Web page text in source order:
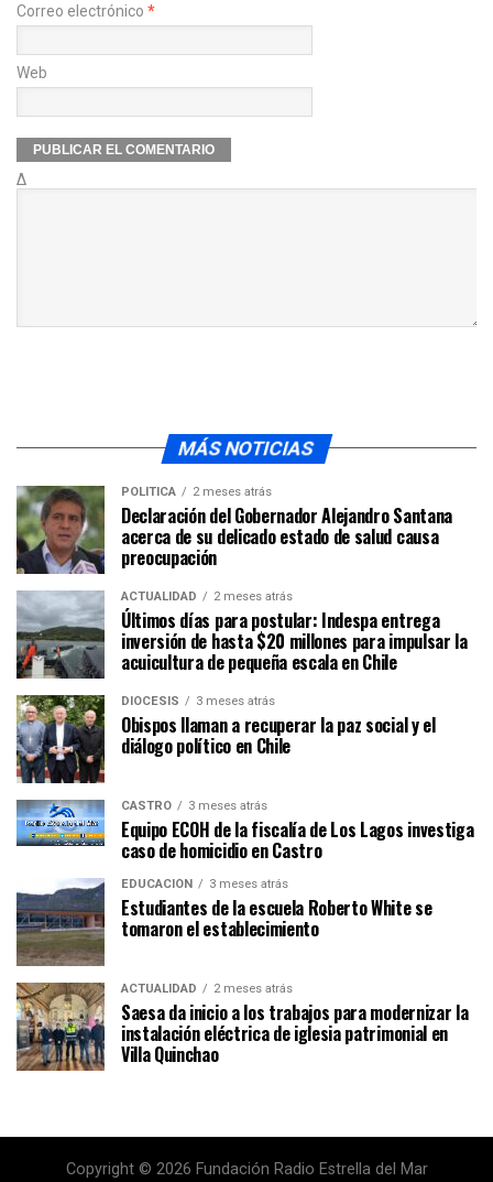
Correo electrónico *
Web
Δ
MÁS NOTICIAS
POLÍTICA 2 meses atrás
Declaración del Gobernador Alejandro Santana
acerca de su delicado estado de salud causa
preocupación
ACTUALIDAD 2 meses atrás
Últimos días para postular: Indespa entrega
inversión de hasta $20 millones para impulsar la
acuicultura de pequeña escala en Chile
DIÓCESIS 3 meses atrás
Obispos llaman a recuperar la paz social y el
diálogo político en Chile
CASTRO 3 meses atrás
Equipo ECOH de la fiscalía de Los Lagos investiga
caso de homicidio en Castro
EDUCACIÓN 3 meses atrás
Estudiantes de la escuela Roberto White se
tomaron el establecimiento
ACTUALIDAD 2 meses atrás
Saesa da inicio a los trabajos para modernizar la
instalación eléctrica de iglesia patrimonial en
Villa Quinchao
Copyright © 2026 Fundación Radio Estrella del Mar